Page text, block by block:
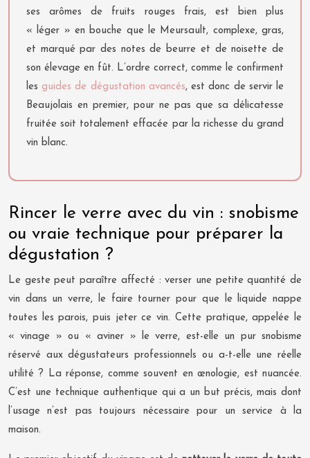
ses arômes de fruits rouges frais, est bien plus
« léger » en bouche que le Meursault, complexe, gras,
et marqué par des notes de beurre et de noisette de
son élevage en fût. L’ordre correct, comme le confirment
les guides de dégustation avancés, est donc de servir le
Beaujolais en premier, pour ne pas que sa délicatesse
fruitée soit totalement effacée par la richesse du grand
vin blanc.
Rincer le verre avec du vin : snobisme
ou vraie technique pour préparer la
dégustation ?
Le geste peut paraître affecté : verser une petite quantité de
vin dans un verre, le faire tourner pour que le liquide nappe
toutes les parois, puis jeter ce vin. Cette pratique, appelée le
« vinage » ou « aviner » le verre, est-elle un pur snobisme
réservé aux dégustateurs professionnels ou a-t-elle une réelle
utilité ? La réponse, comme souvent en œnologie, est nuancée.
C’est une technique authentique qui a un but précis, mais dont
l’usage n’est pas toujours nécessaire pour un service à la
maison.